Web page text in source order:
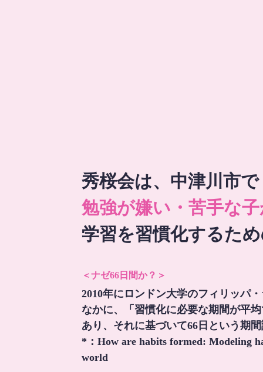
秀桜会は、中津川市で
勉強が嫌い・苦手な
学習を習慣化するた
＜ナゼ66日間か？＞
2010年にロンドン大学のフィリッパ
なかに、「習慣化に必要な期間が平
あり、それに基づいて66日という期
*：How are habits formed: Modeling
world